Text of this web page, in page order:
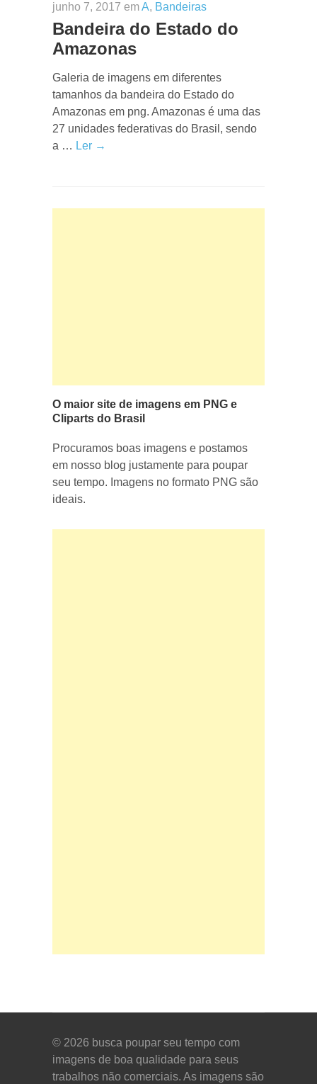
junho 7, 2017 emA, Bandeiras
Bandeira do Estado do
Amazonas
Galeria de imagens em diferentes
tamanhos da bandeira do Estado do
Amazonas em png. Amazonas é uma das
27 unidades federativas do Brasil, sendo
a … Ler →
O maior site de imagens em PNG e
Cliparts do Brasil
Procuramos boas imagens e postamos
em nosso blog justamente para poupar
seu tempo. Imagens no formato PNG são
ideais.
© 2026 busca poupar seu tempo com
imagens de boa qualidade para seus
trabalhos não comerciais. As imagens são